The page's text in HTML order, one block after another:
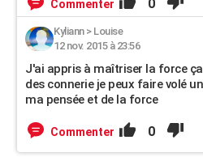
Commenter 0
Kyliann> Louise
12 nov. 2015 à 23:56
J'ai appris à maîtriser la force
des connerie je peux faire volé
ma pensée et de la force
Commenter 0